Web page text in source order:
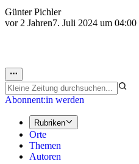
Günter Pichler
vor 2 Jahren7. Juli 2024 um 04:00
Abonnent:in werden
Rubriken
Orte
Themen
Autoren